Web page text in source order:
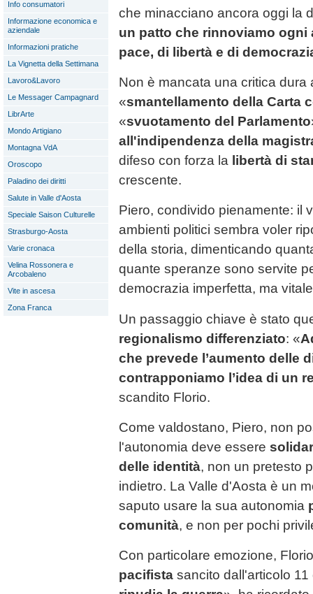
Info consumatori
Informazione economica e
aziendale
Informazioni pratiche
La Vignetta della Settimana
Lavoro&Lavoro
Le Messager Campagnard
LibrArte
Mondo Artigiano
Montagna VdA
Oroscopo
Paladino dei diritti
Salute in Valle d'Aosta
Speciale Saison Culturelle
Strasburgo-Aosta
Varie cronaca
Velina Rossonera e
Arcobaleno
Vite in ascesa
Zona Franca
che minacciano ancora oggi la
un patto che rinnoviamo ogni
pace, di libertà e di
Non è mancata una critica dura
«smantellamento della Carta
«svuotamento del Parlamento
all'indipendenza della
difeso con forza la libertà di
crescente.
Piero, condivido pienamente: il
ambienti politici sembra voler
della storia, dimenticando
quante speranze sono servite
democrazia imperfetta, ma
Un passaggio chiave è stato
regionalismo differenziato: «
che prevede l’aumento delle
contrapponiamo l’idea di un
scandito Florio.
Come valdostano, Piero, non
l'autonomia deve essere
delle identità, non un pretesto
indietro. La Valle d'Aosta è un
saputo usare la sua autonomia
comunità, e non per pochi
Con particolare emozione,
pacifista sancito dall'articolo